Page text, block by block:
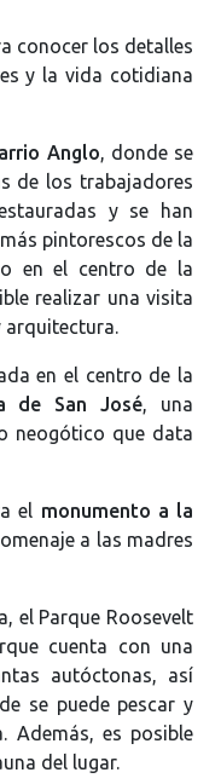
conocer los detalles
y la vida cotidiana
Anglo, donde se
de los trabajadores
y se han
pintorescos de la
en el centro de la
realizar una visita
arquitectura.
en el centro de la
de San José, una
neogótico que data
el monumento a la
a las madres
el Parque Roosevelt
cuenta con una
autóctonas, así
se puede pescar y
Además, es posible
del lugar.